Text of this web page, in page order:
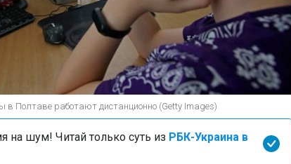
Полтаве работают дистанционно (Getty Images)
на шум! Читай только суть из РБК-Украина в